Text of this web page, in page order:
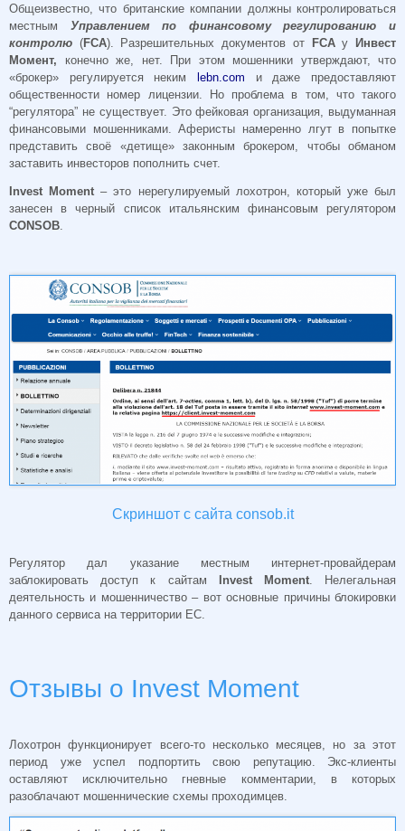
Общеизвестно, что британские компании должны контролироваться
местным Управлением по финансовому регулированию и
контролю (FCA). Разрешительных документов от FCAуИнвест
Момент, конечно же, нет. При этом мошенники утверждают, что
«брокер» регулируется неким lebn.com и даже предоставляют
общественности номер лицензии. Но проблема в том, что такого
“регулятора” не существует. Это фейковая организация, выдуманная
финансовыми мошенниками. Аферисты намеренно лгут в попытке
представить своё «детище» законным брокером, чтобы обманом
заставить инвесторов пополнить счет.
Invest Moment – это нерегулируемый лохотрон, который уже был
занесен в черный список итальянским финансовым регулятором
CONSOB.
Скриншот с сайта consob.it
Регулятор дал указание местным интернет-провайдерам
заблокировать доступ к сайтам
Invest Moment. Нелегальная
деятельность и мошенничество – вот основные причины блокировки
данного сервиса на территории ЕС.
Отзывы о Invest Moment
Лохотрон функционирует всего-то несколько месяцев, но за этот
период уже успел подпортить свою репутацию. Экс-клиенты
оставляют исключительно гневные комментарии, в которых
разоблачают мошеннические схемы проходимцев.